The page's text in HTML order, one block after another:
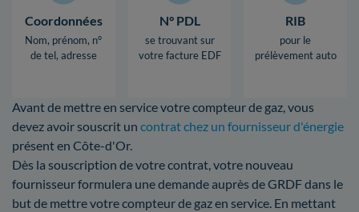
Coordonnées
Nom, prénom, n°
de tel, adresse
N° PDL
se trouvant sur
votre facture EDF
RIB
pour le
prélèvement auto
Avant de mettre en service votre compteur de gaz, vous
devez avoir souscrit un contrat chez un fournisseur d'énergie
présent en Côte-d'Or.
Dès la souscription de votre contrat, votre nouveau
fournisseur formulera une demande auprès de GRDF dans le
but de mettre votre compteur de gaz en service. En mettant